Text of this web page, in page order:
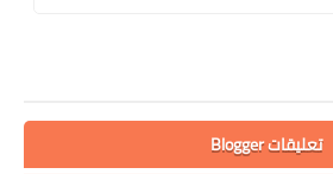
تعليقات Blogger